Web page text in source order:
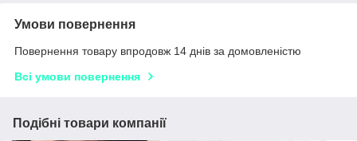
Умови повернення
Повернення товару впродовж 14 днів за домовленістю
Всі умови повернення
Подібні товари компанії